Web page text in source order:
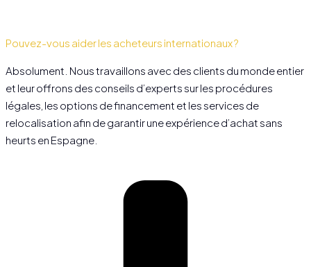
Pouvez-vous aider les acheteurs internationaux ?
Absolument. Nous travaillons avec des clients du monde entier
et leur offrons des conseils d’experts sur les procédures
légales, les options de financement et les services de
relocalisation afin de garantir une expérience d’achat sans
heurts en Espagne.